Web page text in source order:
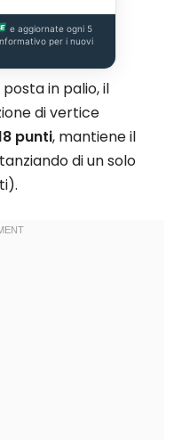
e aggiornate ogni 5
per i nuovi
in palio, il
di vertice
punti, mantiene il
di un solo